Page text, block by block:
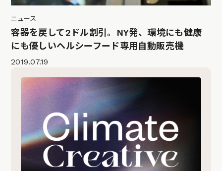
ニュース
容器を戻して2ドル割引。NY発、環境にも健康
にも優しいヘルシーフード専用自動販売機
2019.07.19